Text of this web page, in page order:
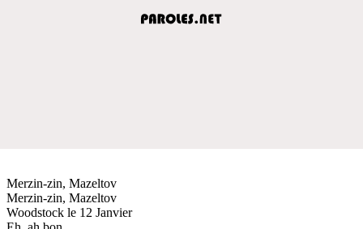
Merzin-zin, Mazeltov
Merzin-zin, Mazeltov
Woodstock le 12 Janvier